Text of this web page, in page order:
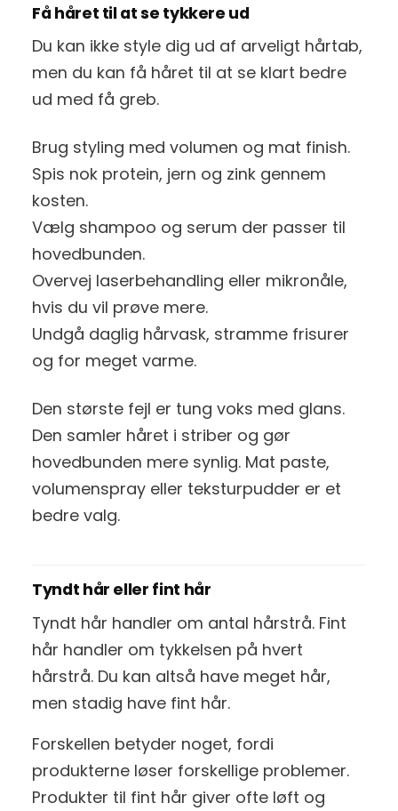
Få håret til at se tykkere ud
Du kan ikke style dig ud af arveligt hårtab,
men du kan få håret til at se klart bedre
ud med få greb.
Brug styling med volumen og mat finish.
Spis nok protein, jern og zink gennem
kosten.
Vælg shampoo og serum der passer til
hovedbunden.
Overvej laserbehandling eller mikronåle,
hvis du vil prøve mere.
Undgå daglig hårvask, stramme frisurer
og for meget varme.
Den største fejl er tung voks med glans.
Den samler håret i striber og gør
hovedbunden mere synlig. Mat paste,
volumenspray eller teksturpudder er et
bedre valg.
Tyndt hår eller fint hår
Tyndt hår handler om antal hårstrå. Fint
hår handler om tykkelsen på hvert
hårstrå. Du kan altså have meget hår,
men stadig have fint hår.
Forskellen betyder noget, fordi
produkterne løser forskellige problemer.
Produkter til fint hår giver ofte løft og